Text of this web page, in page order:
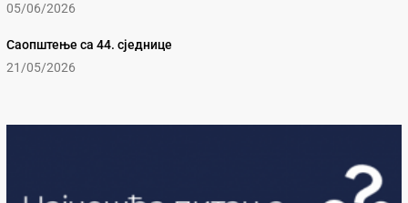
05/06/2026
Саопштење са 44. сједнице
21/05/2026